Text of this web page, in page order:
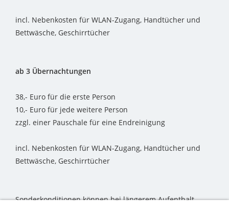
incl. Nebenkosten für WLAN-Zugang, Handtücher und
Bettwäsche, Geschirrtücher
ab 3 Übernachtungen
38,- Euro für die erste Person
10,- Euro für jede weitere Person
zzgl. einer Pauschale für eine Endreinigung
incl. Nebenkosten für WLAN-Zugang, Handtücher und
Bettwäsche, Geschirrtücher
Sonderkonditionen können bei längerem Aufenthalt